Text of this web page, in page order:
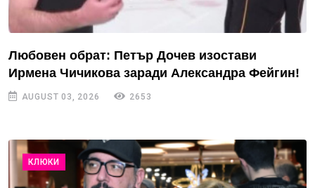
Любовен обрат: Петър Дочев изостави
Ирмена Чичикова заради Александра Фейгин!
AUGUST 03, 2026 2653
КЛЮКИ